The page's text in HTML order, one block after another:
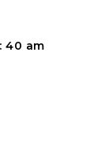
40 am